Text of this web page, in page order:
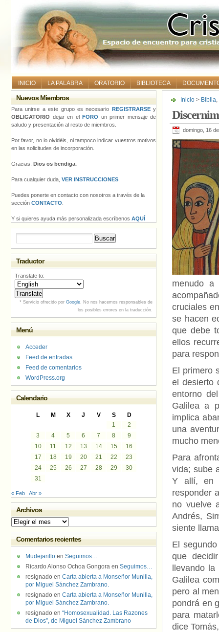
INICIO LA PALABRA ORATORIO BIBLIOTECA
Inicio > Biblia,
domingo, 16
menudo a
cruciales
se hacen
que debe
ellos
para
El primero
el desierto
entorno
Galilea a
implica
una
mucho
Para
vida; sube
Y allí, en
responder
no vuelve
Andrés,
siente
El
que
llevando
Galilea
pero al
pondrá en
para
dice
Nuevos Miembros
Para unirse a este grupo es necesario REGISTRARSEy
OBLIGATORIO dejar en el FORO un primer mensaje de
saludo y presentación al resto de miembros.
Por favor, no lo olvidéis, ni tampoco indicar vuestros motivos
en las solicitudes de incorporación.
Gracias. Dios os bendiga.
Para cualquier duda, VER INSTRUCCIONES
Puedes ponerte en contacto con nosotros a través de la
sección CONTACTO
Y si quieres ayuda más personalizada escríbenos AQUÍ
Traductor
Translate to:
* Servicio ofrecido por Google. No nos hacemos responsables de
los posibles errores en la traducción.
Menú
Acceder
Feed de entradas
Feed de comentarios
WordPress.org
Calendario
L M X J V S
D
1
2
3
4 5 6 7 8
9
10
11 12 13 14 15
16
17
18 19 20 21 22
23
24
25 26 27 28 29
30
31
« Feb Abr »
Archivos
Archivos
Comentarios recientes
Mudejarillo en Seguimos…
Ricardo Alonso Ochoa Gongora en Seguimos…
resignado en Carta abierta a Monseñor Munilla,
por Miguel Sánchez Zambrano.
resignado en Carta abierta a Monseñor Munilla,
por Miguel Sánchez Zambrano.
resignado en “Homosexualidad. Las Razones
de Dios”, de Miguel Sánchez Zambrano